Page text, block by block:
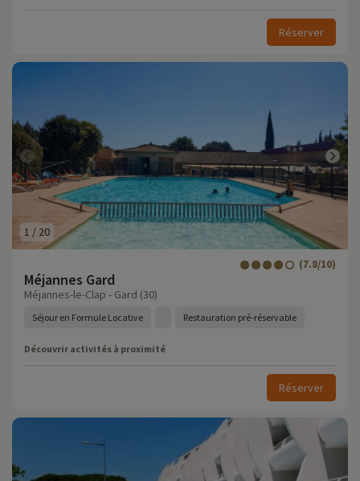
Réserver
1 / 20
Méjannes Gard
(7.8/10)
Méjannes-le-Clap - Gard (30)
Séjour en Formule Locative Restauration pré-réservable
Découvrir activités à proximité
Réserver